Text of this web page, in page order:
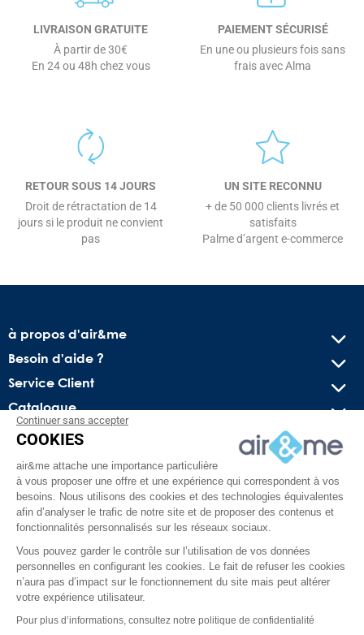
LIVRAISON GRATUITE
À partir de 30€
En 24 ou 48h chez vous
PAIEMENT SÉCURISÉ
En une ou plusieurs fois sans
frais avec Alma
RETOUR SOUS 14 JOURS
Droit de rétractation de 14
jours si le produit ne convient
pas
UN SITE RECONNU
+ de 50 000 clients livrés et
satisfaits
Palme d’argent e-commerce
à propos d'air&me
Besoin d'aide ?
Service Client
Catalogue
Recevez nos offres spéciales !
Conseils pratiques, bons plans exclusifs et actus sur l’air
intérieur. Pas de spam, juré !
FacebookYouTubePinterestInstagramTikTok
Continuer sans accepter
COOKIES
air&me attache une importance particulière
à vous proposer une offre et une expérience qui correspondent à vos
besoins. Nous utilisons des cookies et des technologies équivalentes
afin d’analyser le trafic de notre site et de proposer des contenus et
fonctionnalités personnalisés sur les réseaux sociaux.
Vous pouvez garder le contrôle sur l’utilisation de vos données
personnelles en configurant les cookies. Le fait de refuser les cookies
n’aura pas d’impact sur le fonctionnement du site mais peut altérer
votre expérience utilisateur.
Pour plus d’informations, consultez notre politique de confidentialité